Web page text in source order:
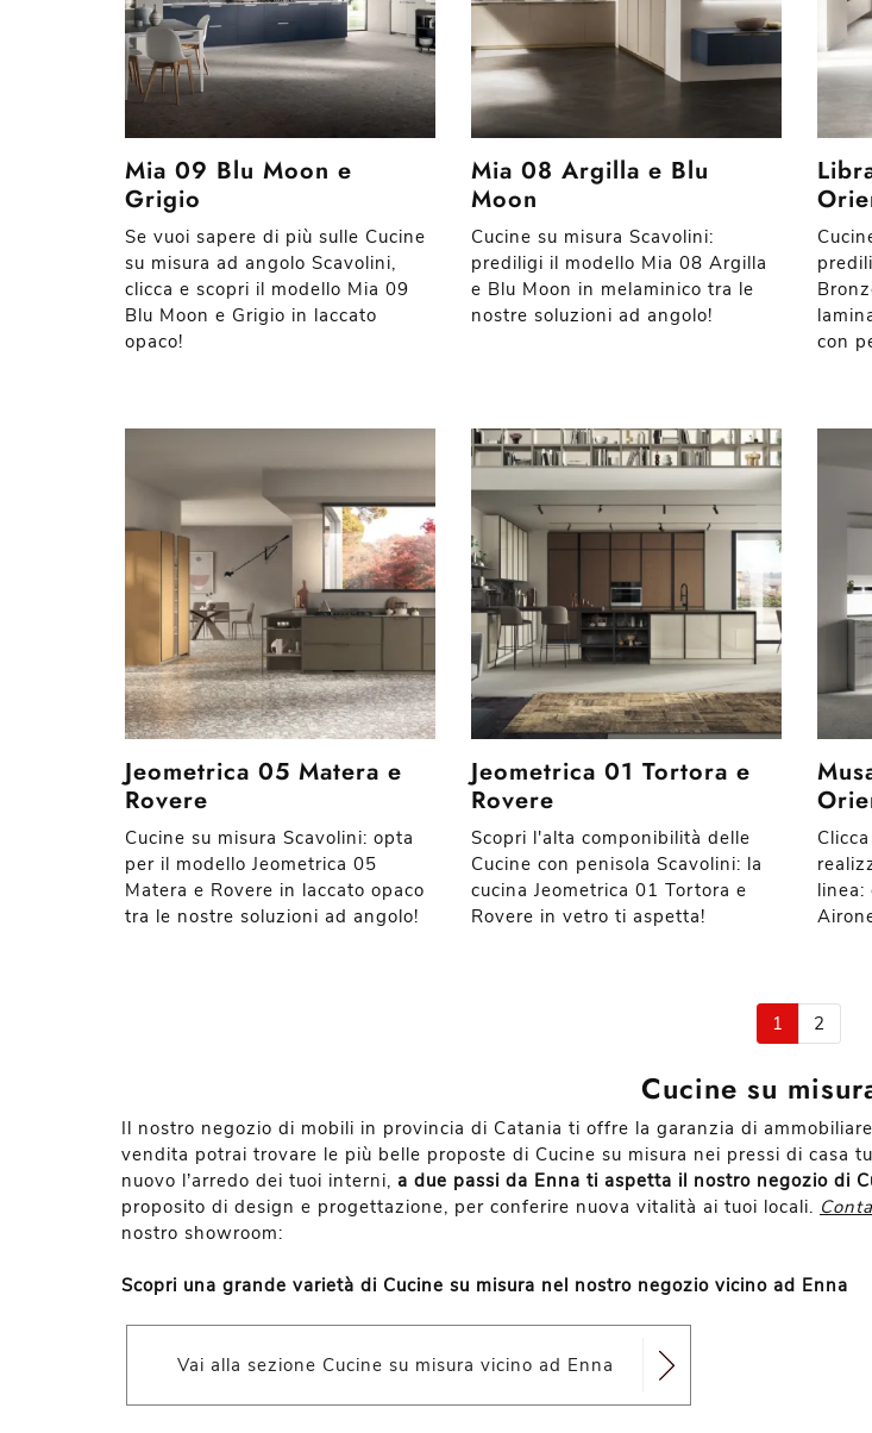
Mia 09 Blu Moon e
Grigio
Se vuoi sapere di più sulle Cucine
su misura ad angolo Scavolini,
clicca e scopri il modello Mia 09
Blu Moon e Grigio in laccato
opaco!
Mia 08 Argilla e Blu
Moon
Cucine su misura Scavolini:
prediligi il modello Mia 08 Argilla
e Blu Moon in melaminico tra le
nostre soluzioni ad angolo!
con
Jeometrica 05 Matera e
Rovere
Cucine su misura Scavolini: opta
per il modello Jeometrica 05
Matera e Rovere in laccato opaco
tra le nostre soluzioni ad angolo!
Jeometrica 01 Tortora e
Rovere
Scopri l'alta componibilità delle
Cucine con penisola Scavolini: la
cucina Jeometrica 01 Tortora e
Rovere in vetro ti aspetta!
linea:
1 2
Cucine su
Il nostro negozio di mobili in provincia di Catania ti offre la garanzia di
vendita potrai trovare le più belle proposte di Cucine su misura nei pressi di casa
nuovo l’arredo dei tuoi interni, a due passi da Enna ti aspetta il nostro negozio di
proposito di design e progettazione, per conferire nuova vitalità ai tuoi locali.
nostro showroom:
Scopri una grande varietà di Cucine su misura nel nostro negozio vicino ad Enna
Vai alla sezione Cucine su misura vicino ad Enna